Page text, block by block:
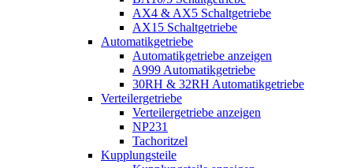
AX4 & AX5 Schaltgetriebe
AX15 Schaltgetriebe
Automatikgetriebe
Automatikgetriebe anzeigen
A999 Automatikgetriebe
30RH & 32RH Automatikgetriebe
Verteilergetriebe
Verteilergetriebe anzeigen
NP231
Tachoritzel
Kupplungsteile